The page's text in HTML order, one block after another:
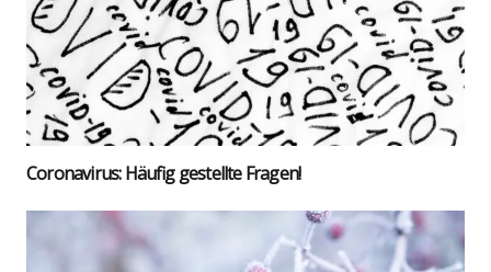
Coro­na­vi­rus: Häu­fig gestell­te Fra­gen!